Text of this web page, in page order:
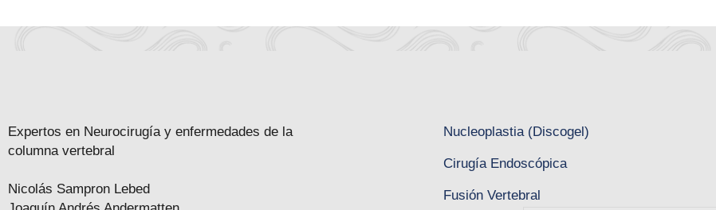
Expertos en Neurocirugía y enfermedades de la
columna vertebral
Nicolás Sampron Lebed
Nucleoplastia (Discogel)
Cirugía Endoscópica
Fusión Vertebral